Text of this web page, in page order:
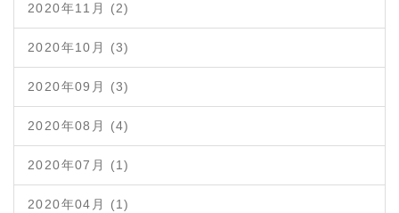
2020年11月 (2)
2020年10月 (3)
2020年09月 (3)
2020年08月 (4)
2020年07月 (1)
2020年04月 (1)